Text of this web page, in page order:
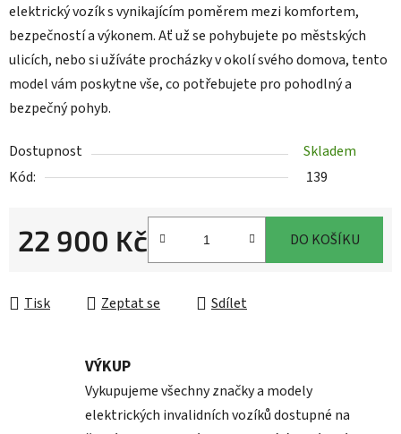
elektrický vozík s vynikajícím poměrem mezi komfortem,
bezpečností a výkonem. Ať už se pohybujete po městských
ulicích, nebo si užíváte procházky v okolí svého domova, tento
model vám poskytne vše, co potřebujete pro pohodlný a
bezpečný pohyb.
Dostupnost
Skladem
Kód:
139
22 900 Kč DO KOŠÍKU
Tisk Zeptat se Sdílet
VÝKUP
Vykupujeme všechny značky a modely
elektrických invalidních vozíků dostupné na